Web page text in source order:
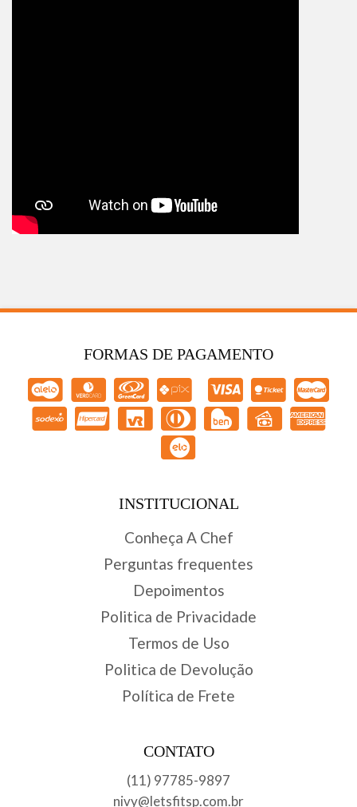
FORMAS DE PAGAMENTO
INSTITUCIONAL
Conheça A Chef
Perguntas frequentes
Depoimentos
Politica de Privacidade
Termos de Uso
Politica de Devolução
Política de Frete
CONTATO
(11) 97785-9897
nivy@letsfitsp.com.br